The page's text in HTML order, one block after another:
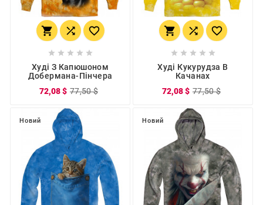
  
    
Худі З Капюшоном
Добермана-Пінчера
72,08 $ 77,50 $
  
    
Худі Кукурудза В
Качанах
72,08 $ 77,50 $
Новий Новий